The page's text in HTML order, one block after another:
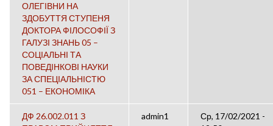
ОЛЕГІВНИ НА
ЗДОБУТТЯ СТУПЕНЯ
ДОКТОРА ФІЛОСОФІЇ З
ГАЛУЗІ ЗНАНЬ 05 –
СОЦІАЛЬНІ ТА
ПОВЕДІНКОВІ НАУКИ
ЗА СПЕЦІАЛЬНІСТЮ
051 – ЕКОНОМІКА
ДФ 26.002.011 З
admin1
Ср, 17/02/2021 -